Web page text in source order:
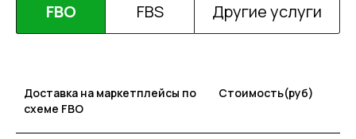
FBO FBS Другие услуги
Доставка на маркетплейсы по
схеме FBO
Стоимость(руб)